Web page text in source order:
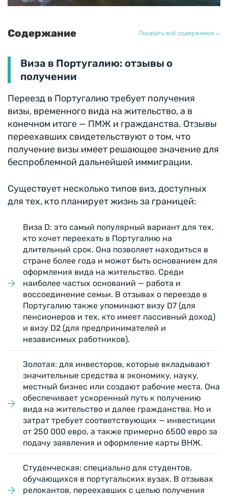
Содержание Показать всё содержимое
Виза в Португалию: отзывы о
получении
Переезд в Португалию требует получения
визы, временного вида на жительство, а в
конечном итоге — ПМЖ и гражданства. Отзывы
переехавших свидетельствуют о том, что
получение визы имеет решающее значение для
беспроблемной дальнейшей иммиграции.
Существует несколько типов виз, доступных
для тех, кто планирует жизнь за границей:
Виза D: это самый популярный вариант для тех,
кто хочет переехать в Португалию на
длительный срок. Она позволяет находиться в
стране более года и может быть основанием для
оформления вида на жительство. Среди
наиболее частых оснований — работа и
воссоединение семьи. В отзывах о переезде в
Португалию также упоминают визу D7 (для
пенсионеров и тех, кто имеет пассивный доход)
и визу D2 (для предпринимателей и
независимых работников).
Золотая: для инвесторов, которые вкладывают
значительные средства в экономику, науку,
местный бизнес или создают рабочие места. Она
обеспечивает ускоренный путь к получению
вида на жительство и далее гражданства. Но и
затрат требует соответствующих — инвестиции
от 250 000 евро, а также примерно 6500 евро за
подачу заявления и оформление карты ВНЖ.
Студенческая: специально для студентов,
обучающихся в португальских вузах. В отзывах
релокантов, переехавших с целью получения